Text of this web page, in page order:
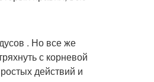
. Но все же
с корневой
действий и